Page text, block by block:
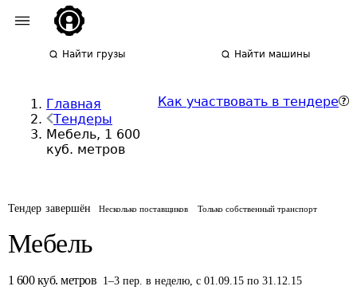
Найти грузы Найти машины
Главная
Тендеры
Мебель, 1 600
куб. метров
Как участвовать в тендере
Тендер завершён Несколько поставщиков Только собственный транспорт
Мебель
1 600 куб. метров 1–3 пер. в неделю,с 01.09.15 по 31.12.15